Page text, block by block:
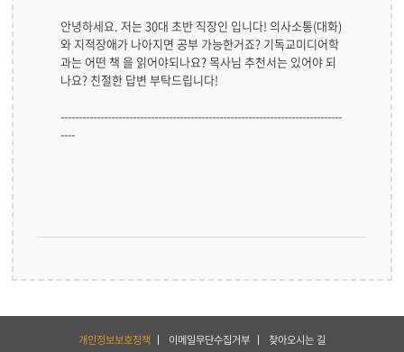
안녕하세요. 저는 30대 초반 직장인 입니다! 의사소통(대화)
와 지적장애가 나아지면 공부 가능한거죠? 기독교미디어학
과는 어떤 책 을 읽어야되나요? 목사님 추천서는 있어야 되
나요? 친절한 답변 부탁드립니다!
------------------------------------------------------------------------------
----
개인정보보호정책 이메일무단수집거부 찾아오시는 길